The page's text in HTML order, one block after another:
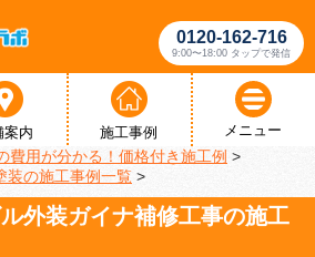
0120-162-716
9:00〜18:00 タップで発信
案内 施工事例 メニュー
費用が分かる！価格付き施工例 >
装の施工事例一覧 >
外装ガイナ補修工事の施工